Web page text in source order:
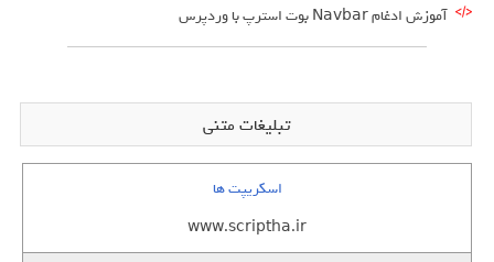
آموزش ادغام Navbar بوت استرپ با وردپرس
تبلیغات متنی
اسکریپت ها
www.scriptha.ir